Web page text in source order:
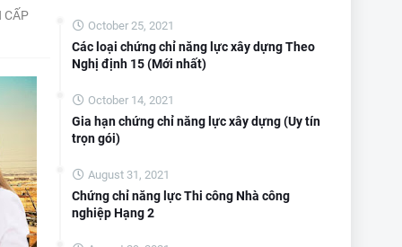
CẤP
October 25, 2021
Các loại chứng chỉ năng lực xây dựng Theo
Nghị định 15 (Mới nhất)
October 14, 2021
Gia hạn chứng chỉ năng lực xây dựng (Uy tín
trọn gói)
August 31, 2021
Chứng chỉ năng lực Thi công Nhà công
nghiệp Hạng 2